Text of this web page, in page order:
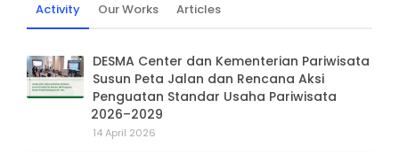
Activity Our Works Articles
DESMA Center dan Kementerian Pariwisata
Susun Peta Jalan dan Rencana Aksi
Penguatan Standar Usaha Pariwisata
2026–2029
14 April 2026